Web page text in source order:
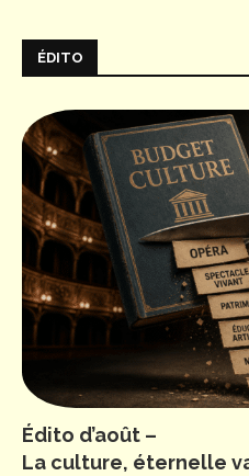
ÉDITO
Édito d’août –
La culture, éternelle